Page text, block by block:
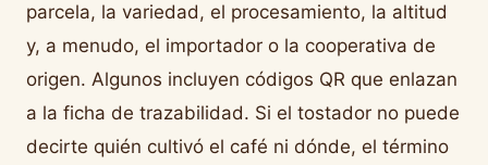
parcela, la variedad, el procesamiento, la altitud
y, a menudo, el importador o la cooperativa de
origen. Algunos incluyen códigos QR que enlazan
a la ficha de trazabilidad. Si el tostador no puede
decirte quién cultivó el café ni dónde, el término